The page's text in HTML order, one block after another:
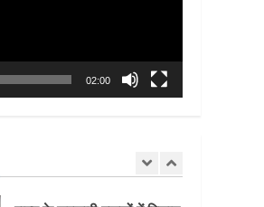
02:00
राज्य के सरकारी स्कूलों में विज्ञान